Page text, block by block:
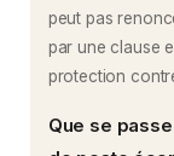
peut pas
par une clause
protection
Que se